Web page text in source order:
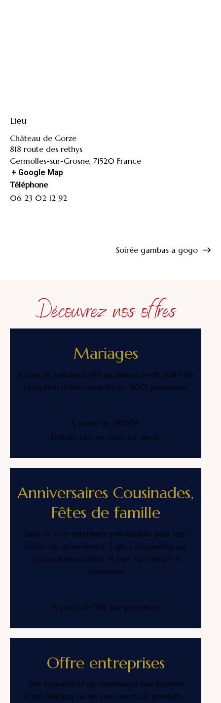
Lieu
Château de Gorze
818 route des rethys
Germolles-sur-Grosne, 71520 France
+ Google Map
Téléphone
06 23 02 12 92
Soirée gambas a gogo
Découvrez nos offres
Mariages
Accès du vendredi 14h au dimanche 5h. Salle de
réception d'une capacité de 200 personnes.
À partir de 2800€
Forfaits clés en main sur devis
Anniversaires Cousinades,
Fêtes de famille
Salle et cour intérieure privatisable pour une
soirée ou un weekend. 3 gîtes disponibles sur
places. Restauration et bars sur mesure à
composer.
À partir de 37€ par personne.
Offre entreprises
Une exposition? un vernissage? une journée
team building ou un lancement de produits ?